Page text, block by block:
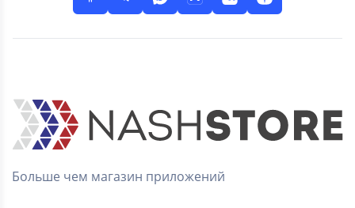
Больше чем магазин приложений